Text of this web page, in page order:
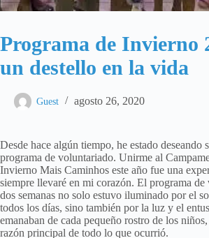
Programa de Invierno
un destello en la vida
Guest agosto 26, 2020
Desde hace algún tiempo, he estado deseando
programa de voluntariado. Unirme al
Invierno Mais Caminhos este año fue una
siempre llevaré en mi corazón. El programa de
dos semanas no solo estuvo iluminado por el
todos los días, sino también por la luz y el
emanaban de cada pequeño rostro de los
razón principal de todo lo que ocurrió.